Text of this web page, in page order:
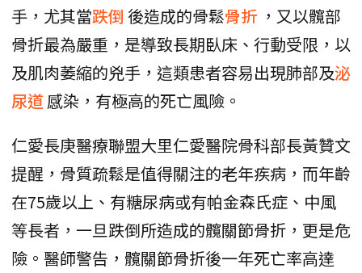
手，尤其當跌倒 後造成的骨鬆骨折 ，又以髖部
骨折最為嚴重，是導致長期臥床、行動受限，以
及肌肉萎縮的兇手，這類患者容易出現肺部及泌
尿道 感染，有極高的死亡風險。
仁愛長庚醫療聯盟大里仁愛醫院骨科部長黃贊文
提醒，骨質疏鬆是值得關注的老年疾病，而年齡
在75歲以上、有糖尿病或有帕金森氏症、中風
等長者，一旦跌倒所造成的髖關節骨折，更是危
險。醫師警告，髖關節骨折後一年死亡率高達